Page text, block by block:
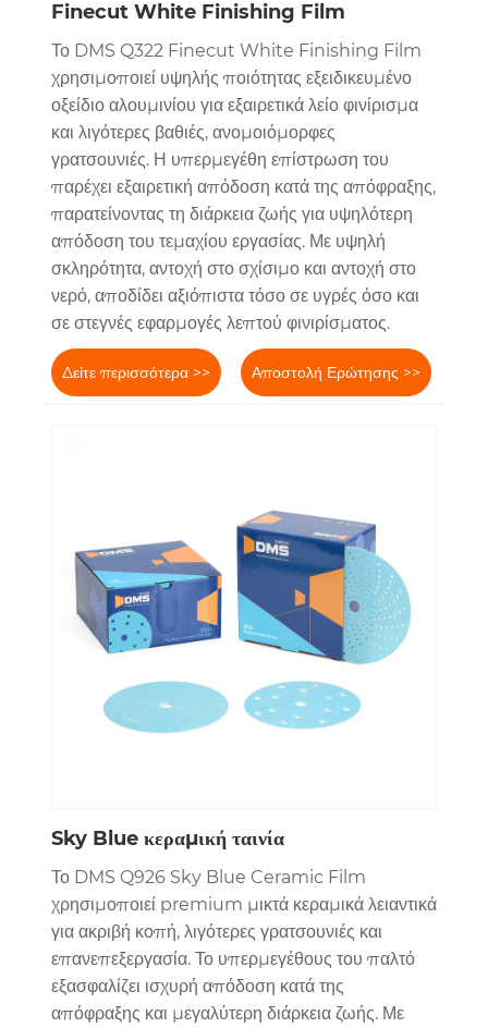
Finecut White Finishing Film
Το DMS Q322 Finecut White Finishing Film
χρησιμοποιεί υψηλής ποιότητας εξειδικευμένο
οξείδιο αλουμινίου για εξαιρετικά λείο φινίρισμα
και λιγότερες βαθιές, ανομοιόμορφες
γρατσουνιές. Η υπερμεγέθη επίστρωση του
παρέχει εξαιρετική απόδοση κατά της απόφραξης,
παρατείνοντας τη διάρκεια ζωής για υψηλότερη
απόδοση του τεμαχίου εργασίας. Με υψηλή
σκληρότητα, αντοχή στο σχίσιμο και αντοχή στο
νερό, αποδίδει αξιόπιστα τόσο σε υγρές όσο και
σε στεγνές εφαρμογές λεπτού φινιρίσματος.
Δείτε περισσότερα >> Αποστολή Ερώτησης >>
Sky Blue κεραμική ταινία
Το DMS Q926 Sky Blue Ceramic Film
χρησιμοποιεί premium μικτά κεραμικά λειαντικά
για ακριβή κοπή, λιγότερες γρατσουνιές και
επανεπεξεργασία. Το υπερμεγέθους του παλτό
εξασφαλίζει ισχυρή απόδοση κατά της
απόφραξης και μεγαλύτερη διάρκεια ζωής. Με